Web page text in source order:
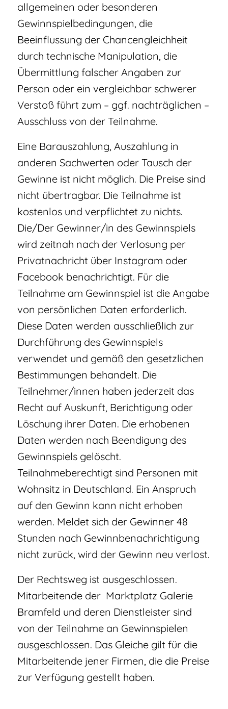
allgemeinen oder besonderen
Gewinnspielbedingungen, die
Beeinflussung der Chancengleichheit
durch technische Manipulation, die
Übermittlung falscher Angaben zur
Person oder ein vergleichbar schwerer
Verstoß führt zum – ggf. nachträglichen –
Ausschluss von der Teilnahme.
Eine Barauszahlung, Auszahlung in
anderen Sachwerten oder Tausch der
Gewinne ist nicht möglich. Die Preise sind
nicht übertragbar. Die Teilnahme ist
kostenlos und verpflichtet zu nichts.
Die/Der Gewinner/in des Gewinnspiels
wird zeitnah nach der Verlosung per
Privatnachricht über Instagram oder
Facebook benachrichtigt. Für die
Teilnahme am Gewinnspiel ist die Angabe
von persönlichen Daten erforderlich.
Diese Daten werden ausschließlich zur
Durchführung des Gewinnspiels
verwendet und gemäß den gesetzlichen
Bestimmungen behandelt. Die
Teilnehmer/innen haben jederzeit das
Recht auf Auskunft, Berichtigung oder
Löschung ihrer Daten. Die erhobenen
Daten werden nach Beendigung des
Gewinnspiels gelöscht.
Teilnahmeberechtigt sind Personen mit
Wohnsitz in Deutschland. Ein Anspruch
auf den Gewinn kann nicht erhoben
werden. Meldet sich der Gewinner 48
Stunden nach Gewinnbenachrichtigung
nicht zurück, wird der Gewinn neu verlost.
Der Rechtsweg ist ausgeschlossen.
Mitarbeitende der Marktplatz Galerie
Bramfeld und deren Dienstleister sind
von der Teilnahme an Gewinnspielen
ausgeschlossen. Das Gleiche gilt für die
Mitarbeitende jener Firmen, die die Preise
zur Verfügung gestellt haben.